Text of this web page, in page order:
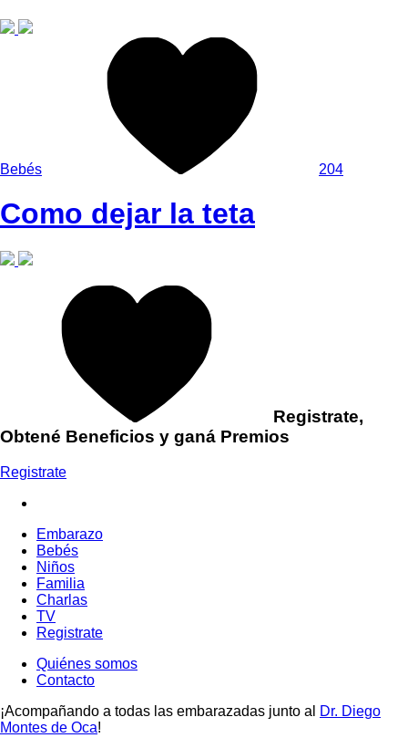
Bebés 204
Como dejar la teta
Registrate,
Obtené Beneficios y ganá Premios
Registrate
Embarazo
Bebés
Niños
Familia
Charlas
TV
Registrate
Quiénes somos
Contacto
¡Acompañando a todas las embarazadas junto al
Dr. Diego
Montes de Oca!